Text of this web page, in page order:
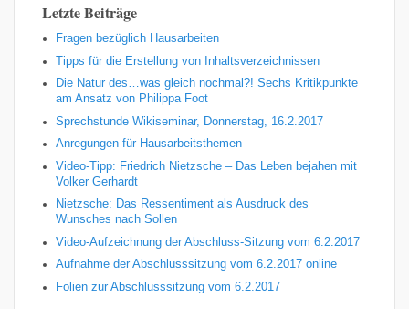
Letzte Beiträge
Fragen bezüglich Hausarbeiten
Tipps für die Erstellung von Inhaltsverzeichnissen
Die Natur des…was gleich nochmal?! Sechs Kritikpunkte
am Ansatz von Philippa Foot
Sprechstunde Wikiseminar, Donnerstag, 16.2.2017
Anregungen für Hausarbeitsthemen
Video-Tipp: Friedrich Nietzsche – Das Leben bejahen mit
Volker Gerhardt
Nietzsche: Das Ressentiment als Ausdruck des
Wunsches nach Sollen
Video-Aufzeichnung der Abschluss-Sitzung vom 6.2.2017
Aufnahme der Abschlusssitzung vom 6.2.2017 online
Folien zur Abschlusssitzung vom 6.2.2017